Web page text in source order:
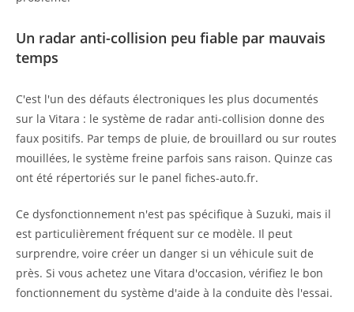
Un radar anti-collision peu fiable par mauvais
temps
C'est l'un des défauts électroniques les plus documentés
sur la Vitara : le système de radar anti-collision donne des
faux positifs. Par temps de pluie, de brouillard ou sur routes
mouillées, le système freine parfois sans raison. Quinze cas
ont été répertoriés sur le panel fiches-auto.fr.
Ce dysfonctionnement n'est pas spécifique à Suzuki, mais il
est particulièrement fréquent sur ce modèle. Il peut
surprendre, voire créer un danger si un véhicule suit de
près. Si vous achetez une Vitara d'occasion, vérifiez le bon
fonctionnement du système d'aide à la conduite dès l'essai.